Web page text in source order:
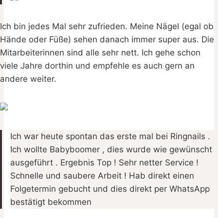
Ich bin jedes Mal sehr zufrieden. Meine Nägel (egal ob
Hände oder Füße) sehen danach immer super aus. Die
Mitarbeiterinnen sind alle sehr nett. Ich gehe schon
viele Jahre dorthin und empfehle es auch gern an
andere weiter.
Ich war heute spontan das erste mal bei Ringnails .
Ich wollte Babyboomer , dies wurde wie gewünscht
ausgeführt . Ergebnis Top ! Sehr netter Service !
Schnelle und saubere Arbeit ! Hab direkt einen
Folgetermin gebucht und dies direkt per WhatsApp
bestätigt bekommen